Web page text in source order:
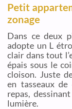
Petit
zonage
Dans ce deux
adopte un L
clair dans tout
épais sous le
cloison. Juste
en tasseaux
repas,
lumière.